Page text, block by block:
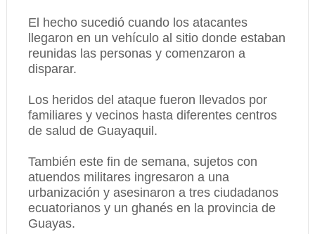
El hecho sucedió cuando los atacantes
llegaron en un vehículo al sitio donde estaban
reunidas las personas y comenzaron a
disparar.
Los heridos del ataque fueron llevados por
familiares y vecinos hasta diferentes centros
de salud de Guayaquil.
También este fin de semana, sujetos con
atuendos militares ingresaron a una
urbanización y asesinaron a tres ciudadanos
ecuatorianos y un ghanés en la provincia de
Guayas.